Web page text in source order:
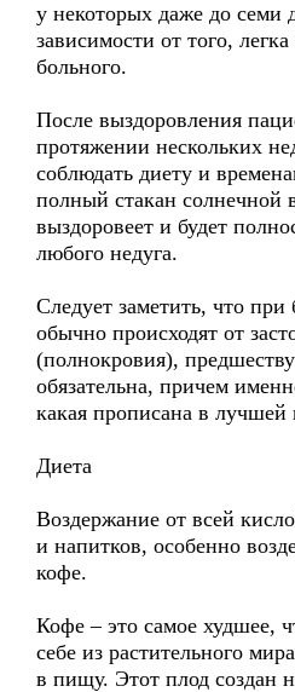
у некоторых даже до семи
зависимости от того,
больного.
После выздоровления
протяжении нескольких
соблюдать диету и
полный стакан солнечной
выздоровеет и будет
любого недуга.
Следует заметить, что при
обычно происходят от
(полнокровия),
обязательна, причем
какая прописана в лучшей
Диета
Воздержание от всей
и напитков, особенно
кофе.
Кофе – это самое худшее,
себе из растительного
в пищу. Этот плод создан